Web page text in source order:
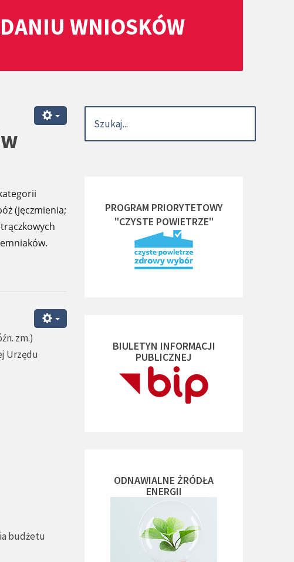
WNIOSKÓW
(jęczmienia;
zm.)
Urzędu
budżetu
PROGRAM PRIORYTETOWY
"CZYSTE POWIETRZE"
BIULETYN INFORMACJI
PUBLICZNEJ
ODNAWIALNE ŻRÓDŁA
ENERGII